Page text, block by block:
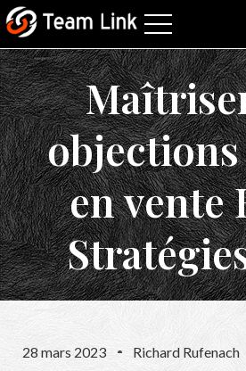
en vente
28 mars 2023 Richard Rufenach